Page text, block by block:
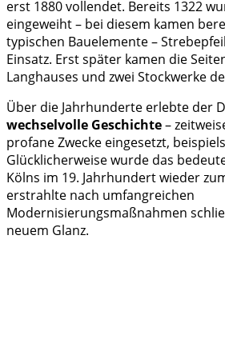
erst 1880 vollendet. Bereits 1322
eingeweiht – bei diesem kamen
typischen Bauelemente –
Einsatz. Erst später kamen die
Langhauses und zwei Stockwerke
Über die Jahrhunderte erlebte der
wechselvolle Geschichte–
profane Zwecke eingesetzt,
Glücklicherweise wurde das
Kölns im 19. Jahrhundert wieder
erstrahlte nach umfangreichen
Modernisierungsmaßnahmen
neuem Glanz.